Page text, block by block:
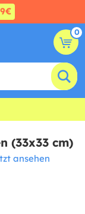
0
(33x33 cm)
ansehen